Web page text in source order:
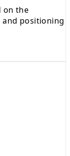
on the
and positioning